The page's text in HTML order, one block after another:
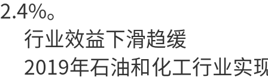
2.4%。
行业效益下滑趋缓
2019年石油和化工行业实